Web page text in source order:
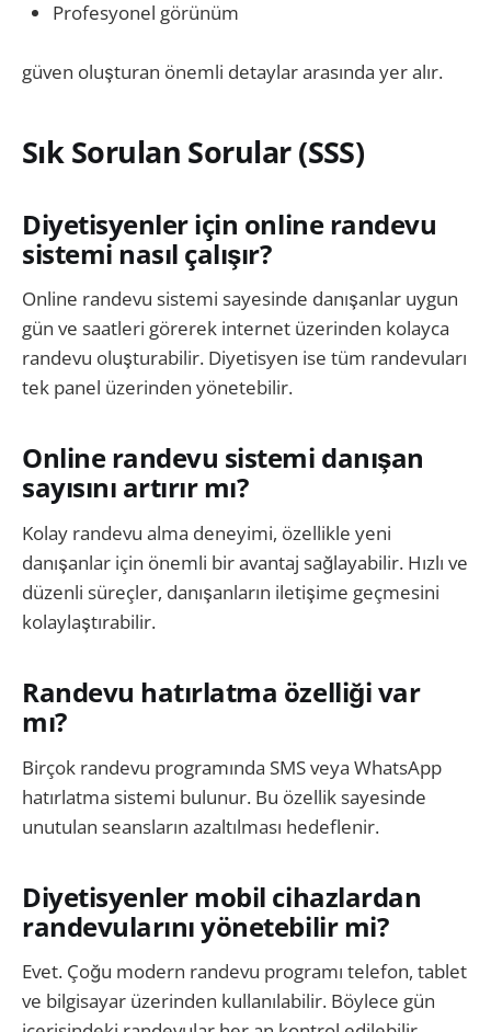
Profesyonel görünüm
güven oluşturan önemli detaylar arasında yer alır.
Sık Sorulan Sorular (SSS)
Diyetisyenler için online randevu
sistemi nasıl çalışır?
Online randevu sistemi sayesinde danışanlar uygun
gün ve saatleri görerek internet üzerinden kolayca
randevu oluşturabilir. Diyetisyen ise tüm randevuları
tek panel üzerinden yönetebilir.
Online randevu sistemi danışan
sayısını artırır mı?
Kolay randevu alma deneyimi, özellikle yeni
danışanlar için önemli bir avantaj sağlayabilir. Hızlı ve
düzenli süreçler, danışanların iletişime geçmesini
kolaylaştırabilir.
Randevu hatırlatma özelliği var
mı?
Birçok randevu programında SMS veya WhatsApp
hatırlatma sistemi bulunur. Bu özellik sayesinde
unutulan seansların azaltılması hedeflenir.
Diyetisyenler mobil cihazlardan
randevularını yönetebilir mi?
Evet. Çoğu modern randevu programı telefon, tablet
ve bilgisayar üzerinden kullanılabilir. Böylece gün